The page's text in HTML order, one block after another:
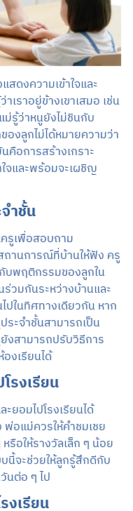
ดงความเข้าใจและ
เราอยู่ข้างเขาเสมอ เช่น
ม่รู้ว่าหนูยังไม่ชินกับ
งลูกไม่ได้หมายความว่า
นคือการสร้างเกราะ
จและพร้อมจะเผชิญ
ำชั้น
รูเพื่อสอบถาม
ถานการณ์ที่บ้านให้ฟัง ครู
บพฤติกรรมของลูกใน
วมกันระหว่างบ้านและ
ปในทิศทางเดียวกัน หาก
ะจำชั้นสามารถเป็น
งสามารถปรับวิธีการ
งเรียนได้
รงเรียน
ยอมไปโรงเรียนได้
พ่อแม่ควรให้คำชมเชย
รือให้รางวัลเล็ก ๆ น้อย
นี้จะช่วยให้ลูกรู้สึกดีกับ
นต่อ ๆ ไป
งเรียน